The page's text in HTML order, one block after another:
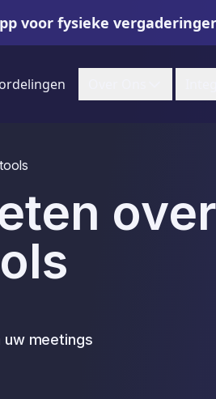
voor fysieke
over
uw meetings